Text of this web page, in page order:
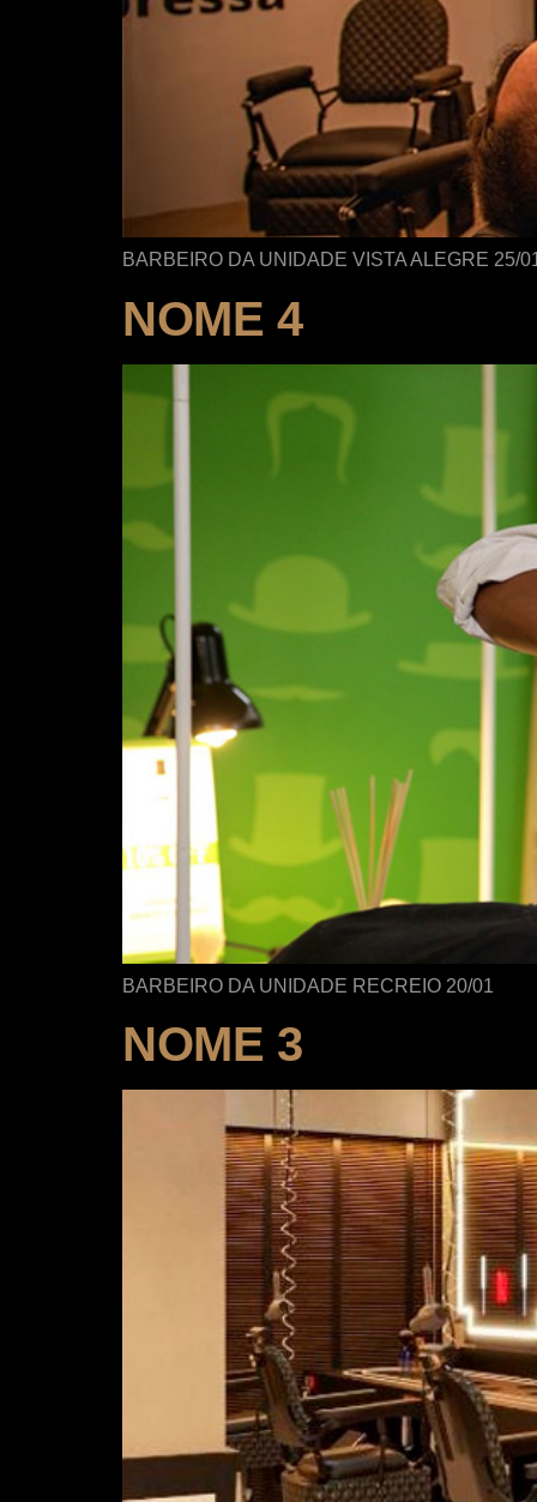
BARBEIRO DA UNIDADE VISTA ALEGRE 25/
NOME 4
BARBEIRO DA UNIDADE RECREIO 20/01
NOME 3